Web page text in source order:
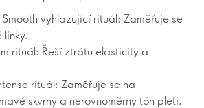
vyhlazující rituál: Zaměřuje se
linky.
rituál: Řeší ztrátu elasticity a
rituál: Zaměřuje se na
skvrny a nerovnoměrný tón pleti.